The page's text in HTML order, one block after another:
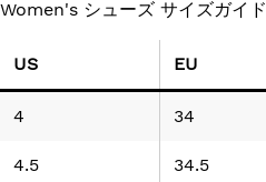
Women's シューズ サイズガイド
US EU
4 34
4.5 34.5